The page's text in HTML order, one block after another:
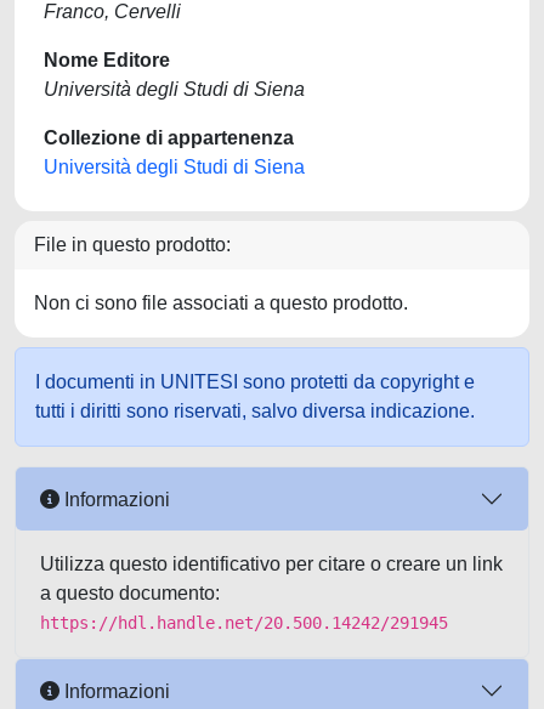
Franco, Cervelli
Nome Editore
Università degli Studi di Siena
Collezione di appartenenza
Università degli Studi di Siena
File in questo prodotto:
Non ci sono file associati a questo prodotto.
I documenti in UNITESI sono protetti da copyright e
tutti i diritti sono riservati, salvo diversa indicazione.
Informazioni
Utilizza questo identificativo per citare o creare un link
a questo documento:
https://hdl.handle.net/20.500.14242/291945
Informazioni